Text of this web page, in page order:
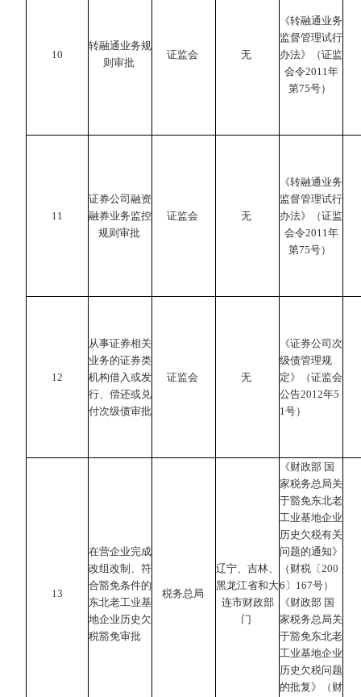
10
转融通业务规
则审批
证监会 无
《转融通业务
监督管理试行
办法》（证监
会令2011年
第75号）
11
证券公司融资
融券业务监控
规则审批
证监会 无
《转融通业务
监督管理试行
办法》（证监
会令2011年
第75号）
12
从事证券相关
业务的证券类
机构借入或发
行、偿还或兑
付次级债审批
证监会 无
《证券公司次
级债管理规
定》（证监会
公告2012年5
1号）
13
在营企业完成
改组改制、符
合豁免条件的
东北老工业基
地企业历史欠
税豁免审批
税务总局
辽宁、吉林、
黑龙江省和大
连市财政部
门
《财政部 国
家税务总局关
于豁免东北老
工业基地企业
历史欠税有关
问题的通知》
（财税〔200
6〕167号）
《财政部 国
家税务总局关
于豁免东北老
工业基地企业
历史欠税问题
的批复》（财